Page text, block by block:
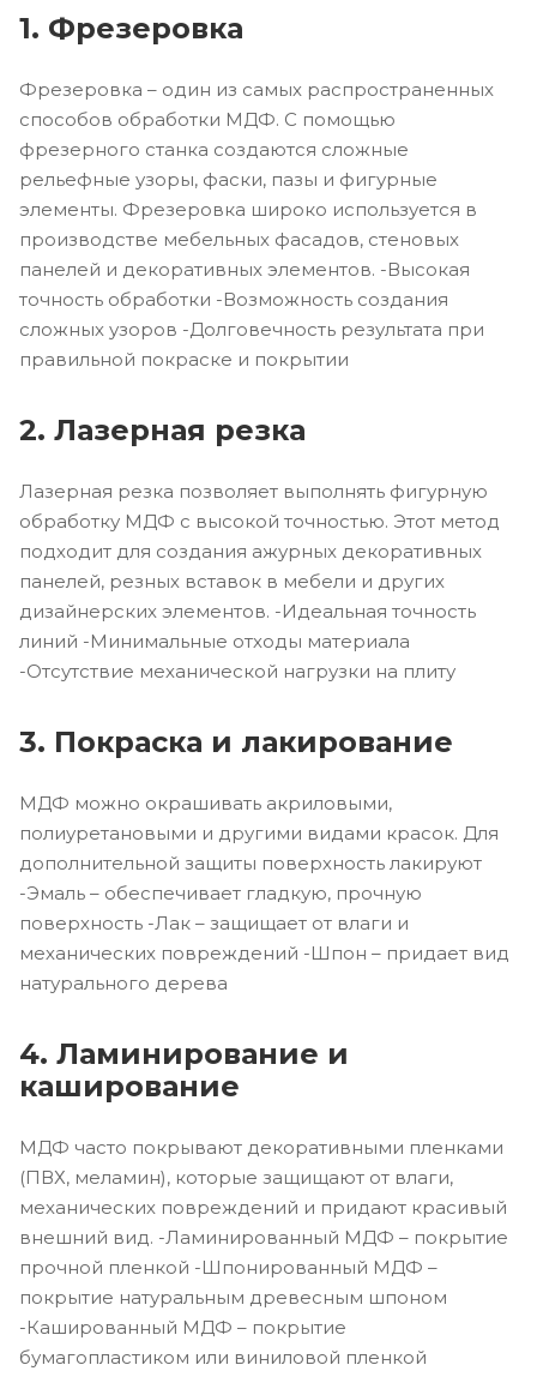
1. Фрезеровка
Фрезеровка – один из самых распространенных
способов обработки МДФ. С помощью
фрезерного станка создаются сложные
рельефные узоры, фаски, пазы и фигурные
элементы. Фрезеровка широко используется в
производстве мебельных фасадов, стеновых
панелей и декоративных элементов. -Высокая
точность обработки -Возможность создания
сложных узоров -Долговечность результата при
правильной покраске и покрытии
2. Лазерная резка
Лазерная резка позволяет выполнять фигурную
обработку МДФ с высокой точностью. Этот метод
подходит для создания ажурных декоративных
панелей, резных вставок в мебели и других
дизайнерских элементов. -Идеальная точность
линий -Минимальные отходы материала
-Отсутствие механической нагрузки на плиту
3. Покраска и лакирование
МДФ можно окрашивать акриловыми,
полиуретановыми и другими видами красок. Для
дополнительной защиты поверхность лакируют
-Эмаль – обеспечивает гладкую, прочную
поверхность -Лак – защищает от влаги и
механических повреждений -Шпон – придает вид
натурального дерева
4. Ламинирование и
каширование
МДФ часто покрывают декоративными пленками
(ПВХ, меламин), которые защищают от влаги,
механических повреждений и придают красивый
внешний вид. -Ламинированный МДФ – покрытие
прочной пленкой -Шпонированный МДФ –
покрытие натуральным древесным шпоном
-Кашированный МДФ – покрытие
бумагопластиком или виниловой пленкой